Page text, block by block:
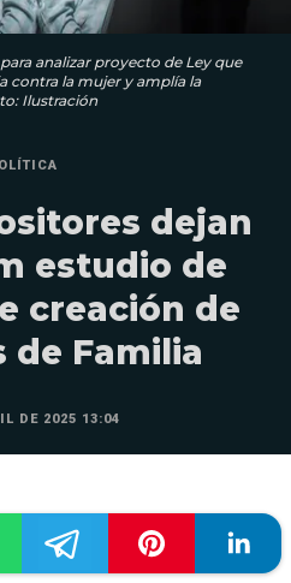
analizar proyecto de Ley que
contra la mujer y amplía la
Ilustración
dejan
estudio de
creación de
de Familia
DE 2025 13:04